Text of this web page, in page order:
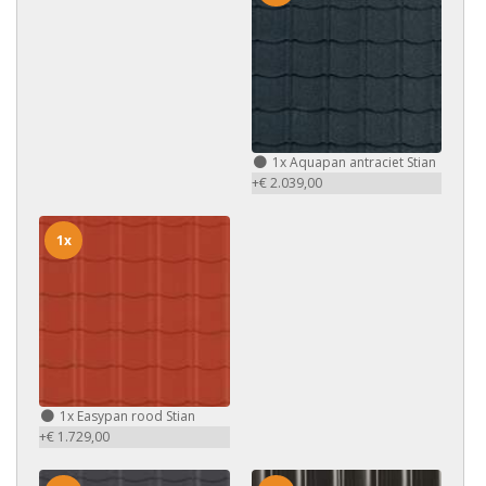
1xAquapan antraciet Stian
+€ 2.039,00
1x Easypan rood Stian
+€ 1.729,00
1x